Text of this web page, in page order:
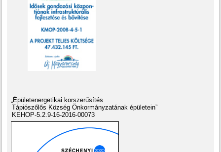
„Épületenergetikai korszerűsítés
Tápiószőlős Község Önkormányzatának épületein”
KEHOP-5.2.9-16-2016-00073